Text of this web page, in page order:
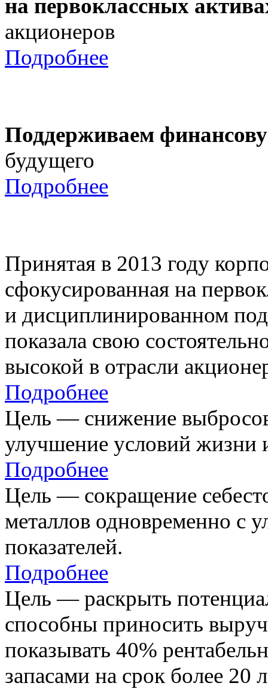
на первоклассных
акционеров
Подробнее
Поддерживаем
будущего
Подробнее
Принятая в 2013 году
сфокусированная на
и дисциплинированном
показала свою
высокой в отрасли
Подробнее
Цель — снижение
улучшение условий жизни
Подробнее
Цель — сокращение
металлов одновременно с
показателей.
Подробнее
Цель — раскрыть
способны приносить
показывать 40%
запасами на срок более 20